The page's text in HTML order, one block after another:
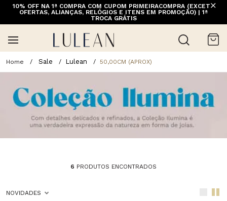
10% OFF NA 1ª COMPRA COM CUPOM PRIMEIRACOMPRA (EXCETO
OFERTAS, ALIANÇAS, RELÓGIOS E ITENS EM PROMOÇÃO) | 1ª
TROCA GRÁTIS
Sale Lulean 50,00CM (APROX)
6 PRODUTOS ENCONTRADOS
NOVIDADES